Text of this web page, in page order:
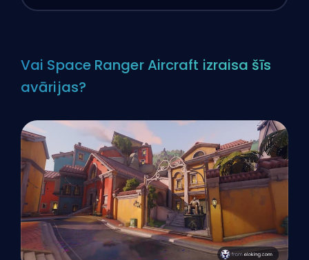
Vai Space Ranger Aircraft izraisa šīs
avārijas?